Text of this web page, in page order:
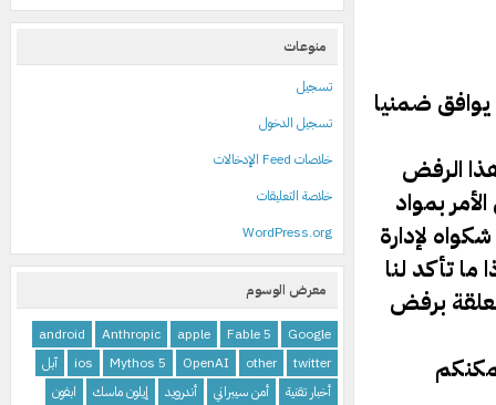
منوعات
تسجيل
تسجيل الدخول
خلاصات Feed الإدخالات
خلاصة التعليقات
WordPress.org
معرض الوسوم
android Anthropic apple Fable 5
Google
ios
Mythos 5 OpenAI other twitter
آبل
أخبار تقنية
أمن سيبراني أندرويد إيلون ماسك
ابفون
ضمنيا
الرفض
بمواد
لإدارة
تأكد لنا
برفض